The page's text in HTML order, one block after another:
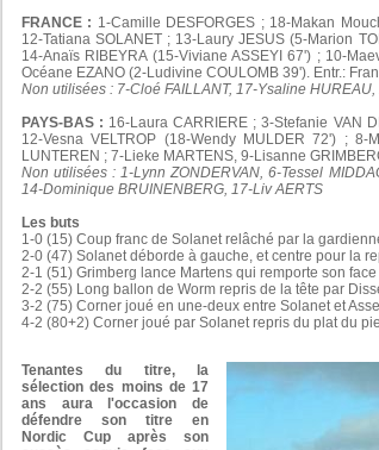
FRANCE : 1-Camille DESFORGES ; 18-Makan
12-Tatiana SOLANET ; 13-Laury JESUS (5-Marion
14-Anaïs RIBEYRA (15-Viviane ASSEYI 67') ; 10-
Océane EZANO (2-Ludivine COULOMB 39'). Entr.:
Non utilisées : 7-Cloé FAILLANT, 17-Ysaline
PAYS-BAS : 16-Laura CARRIERE ; 3-Stefanie VAN
12-Vesna VELTROP (18-Wendy MULDER 72') ;
LUNTEREN ; 7-Lieke MARTENS, 9-Lisanne
Non utilisées : 1-Lynn ZONDERVAN, 6-Tessel
14-Dominique BRUINENBERG, 17-Liv AERTS
Les buts
1-0 (15) Coup franc de Solanet relâché par la
2-0 (47) Solanet déborde à gauche, et centre pour la
2-1 (51) Grimberg lance Martens qui remporte son face
2-2 (55) Long ballon de Worm repris de la tête par
3-2 (75) Corner joué en une-deux entre Solanet et
4-2 (80+2) Corner joué par Solanet repris du plat du
Tenantes du titre, la
sélection des moins de 17
ans aura l'occasion de
défendre son titre en
Nordic Cup après son